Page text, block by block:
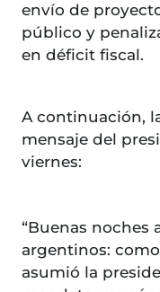
envío de
público y
en déficit fiscal.
A continuación,
mensaje del
viernes:
“Buenas noches
argentinos:
asumió la